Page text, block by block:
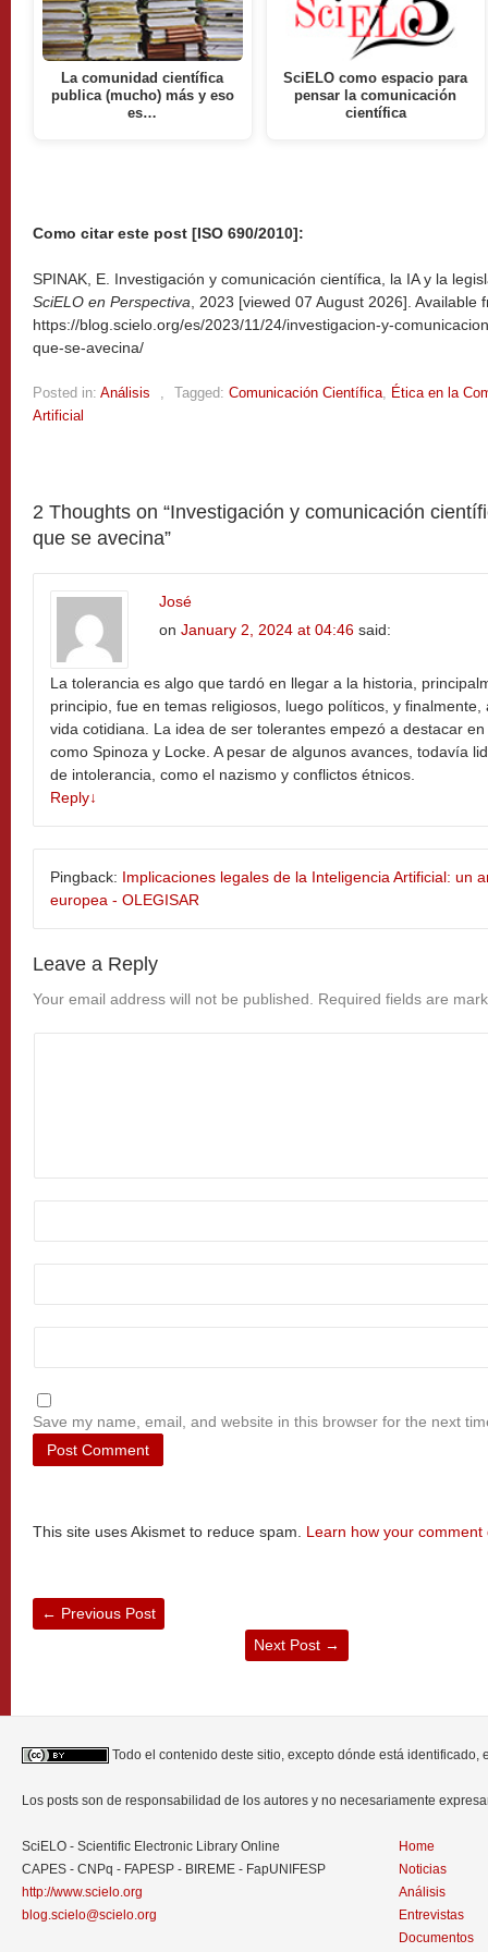
La comunidad científica
publica (mucho) más y eso
es…
SciELO como espacio para
pensar la comunicación
científica
Como citar este post [ISO 690/2010]:
SPINAK, E. Investigación y comunicación científica, la IA y la
SciELO en Perspectiva , 2023 [viewed 07 August 2026]. Available
https://blog.scielo.org/es/2023/11/24/investigacion-y-
que-se-avecina/
Posted in: Análisis Tagged: Comunicación Científica Ética en la
Artificial
2 Thoughts on “Investigación y comunicación
que se avecina”
José
on January 2, 2024 at 04:46 said:
La tolerancia es algo que tardó en llegar a la historia,
principio, fue en temas religiosos, luego políticos, y
vida cotidiana. La idea de ser tolerantes empezó a destacar
como Spinoza y Locke. A pesar de algunos avances, todavía
de intolerancia, como el nazismo y conflictos étnicos.
Reply↓
Pingback: Implicaciones legales de la Inteligencia Artificial: un
europea - OLEGISAR
Leave a Reply
Your email address will not be published. Required fields are
Save my name, email, and website in this browser for the next
This site uses Akismet to reduce spam. Learn how your
← Previous Post
Next Post →
Todo el contenido deste sitio, excepto dónde está identificado,
Los posts son de responsabilidad de los autores y no necesariamente
SciELO - Scientific Electronic Library Online
CAPES - CNPq - FAPESP - BIREME - FapUNIFESP
http://www.scielo.org
blog.scielo@scielo.org
Home
Noticias
Análisis
Entrevistas
Documentos